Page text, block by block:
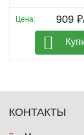
Цена: 909
КОНТАКТЫ